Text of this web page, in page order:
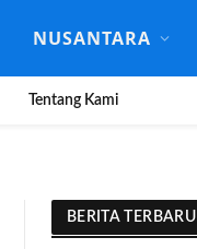
NUSANTARA
Tentang Kami
BERITA TERBARU